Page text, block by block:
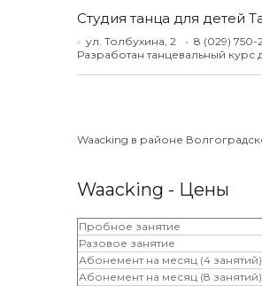
Студия танца для детей
ул. Толбухина, 2 8 (029) 750-
Разработан танцевальный курс
Waacking в районе
Waacking - Цены
Пробное занятие
Разовое занятие
Абонемент на месяц (4 занятий)
Абонемент на месяц (8 занятий)